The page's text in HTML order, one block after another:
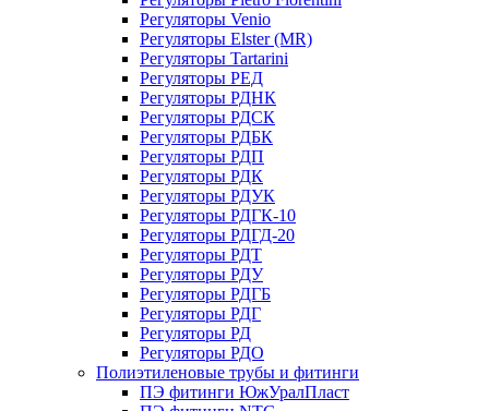
Регуляторы Venio
Регуляторы Elster (MR)
Регуляторы Tartarini
Регуляторы РЕД
Регуляторы РДНК
Регуляторы РДСК
Регуляторы РДБК
Регуляторы РДП
Регуляторы РДК
Регуляторы РДУК
Регуляторы РДГК-10
Регуляторы РДГД-20
Регуляторы РДТ
Регуляторы РДУ
Регуляторы РДГБ
Регуляторы РДГ
Регуляторы РД
Регуляторы РДО
Полиэтиленовые трубы и фитинги
ПЭ фитинги ЮжУралПласт